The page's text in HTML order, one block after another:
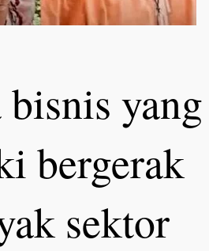
yang
bergerak
sektor